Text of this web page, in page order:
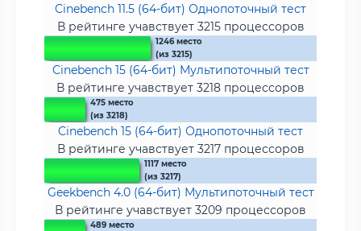
Cinebench 11.5 (64-бит) Однопоточный тест
В рейтинге учавствует 3215 процессоров
1246 место
(из 3215)
Cinebench 15 (64-бит) Мультипоточный тест
В рейтинге учавствует 3218 процессоров
475 место
(из 3218)
Cinebench 15 (64-бит) Однопоточный тест
В рейтинге учавствует 3217 процессоров
1117 место
(из 3217)
Geekbench 4.0 (64-бит) Мультипоточный тест
В рейтинге учавствует 3209 процессоров
489 место